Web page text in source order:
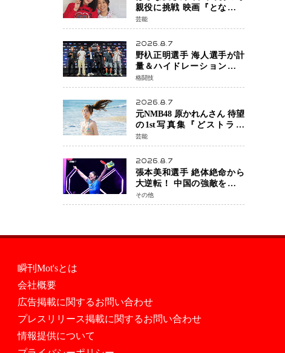
親役に挑戦 映画『となりの
とらんす少女ちゃん』11月7
日公開 未来の自分との対話
を描く注目作
芸能
2026.8.7
野杁正明選手 海人選手が計
量＆ハイドレーションテス
トをクリア「ONE
SAMURAI 2」決戦へ万全の
準備整う
格闘技
2026.8.7
元NMB48 原かれんさん 待望
の1st写真集『どストライ
ク』発売決定 バリで魅せる
25歳の新境地
芸能
2026.8.7
張本美和選手 絶体絶命から
大逆転！ 中国の強敵を撃破
しWTT横浜でベスト8進出
その他
瞬刊Mot'sとは
会社概要
広告掲載に関するお問い合わせ
プレスリリース掲載に関するお問い合わせ
情報提供について